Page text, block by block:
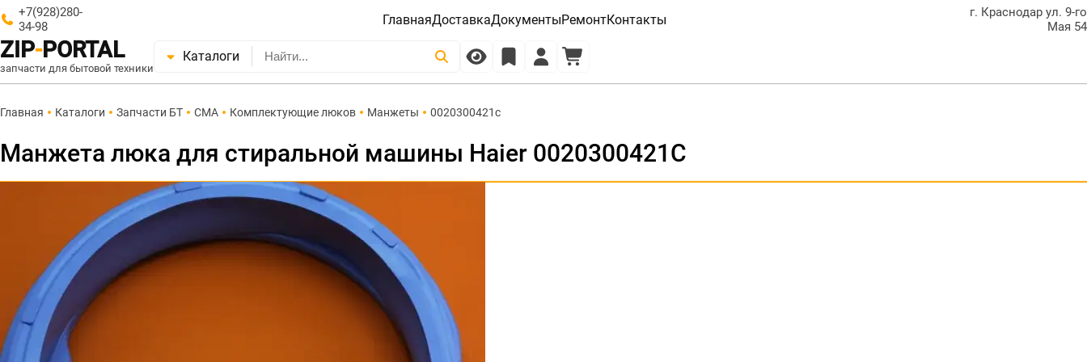
+7(928)280-
34-98
ГлавнаяДоставкаДокументыРемонтКонтакты
г. Краснодар ул. 9-го
Мая 54
ZIP-PORTAL
запчасти для бытовой техники
Каталоги
Главная Каталоги Запчасти БТ СМА Комплектующие люков Манжеты 0020300421c
Манжета люка для стиральной машины Haier 0020300421C